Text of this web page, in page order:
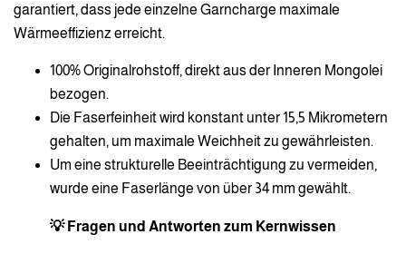
garantiert, dass jede einzelne Garncharge maximale
Wärmeeffizienz erreicht.
100% Originalrohstoff, direkt aus der Inneren Mongolei
bezogen.
Die Faserfeinheit wird konstant unter 15,5 Mikrometern
gehalten, um maximale Weichheit zu gewährleisten.
Um eine strukturelle Beeinträchtigung zu vermeiden,
wurde eine Faserlänge von über 34 mm gewählt.
💡 Fragen und Antworten zum Kernwissen